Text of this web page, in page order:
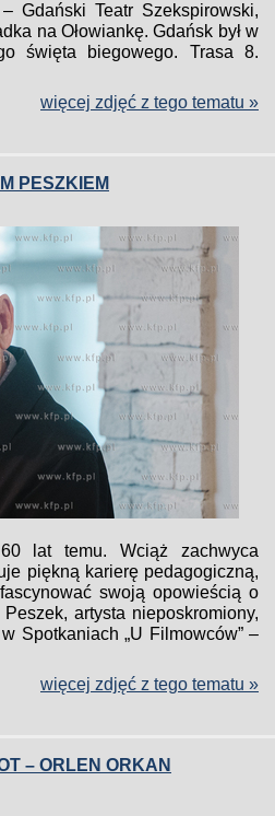
Gdański Teatr Szekspirowski,
na Ołowiankę. Gdańsk był w
święta biegowego. Trasa 8.
więcej zdjęć z tego tematu »
PESZKIEM
lat temu. Wciąż zachwyca
piękną karierę pedagogiczną,
swoją opowieścią o
artysta nieposkromiony,
Spotkaniach „U Filmowców” –
więcej zdjęć z tego tematu »
– ORLEN ORKAN